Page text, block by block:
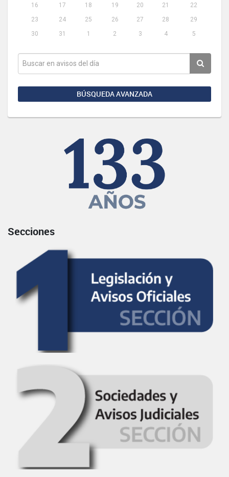
16
17 18 19 20 21
22
23
24 25 26 27 28
29
30
31 1 2 3 4 5
BÚSQUEDA AVANZADA
Secciones